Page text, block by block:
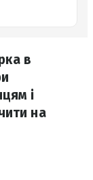
в
і
на